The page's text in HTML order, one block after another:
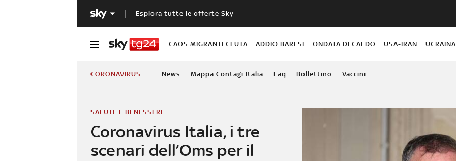
Esplora tutte le offerte Sky
CAOS MIGRANTI CEUTA ADDIO BARESI ONDATA DI CALDO USA-IRAN UCRAINA
CORONAVIRUS News Mappa Contagi Italia Faq Bollettino Vaccini
Coronavirus Italia, i tre
scenari dell’Oms per il
SALUTE E BENESSERE